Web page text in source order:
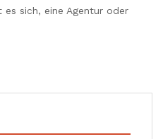
sich, eine Agentur oder